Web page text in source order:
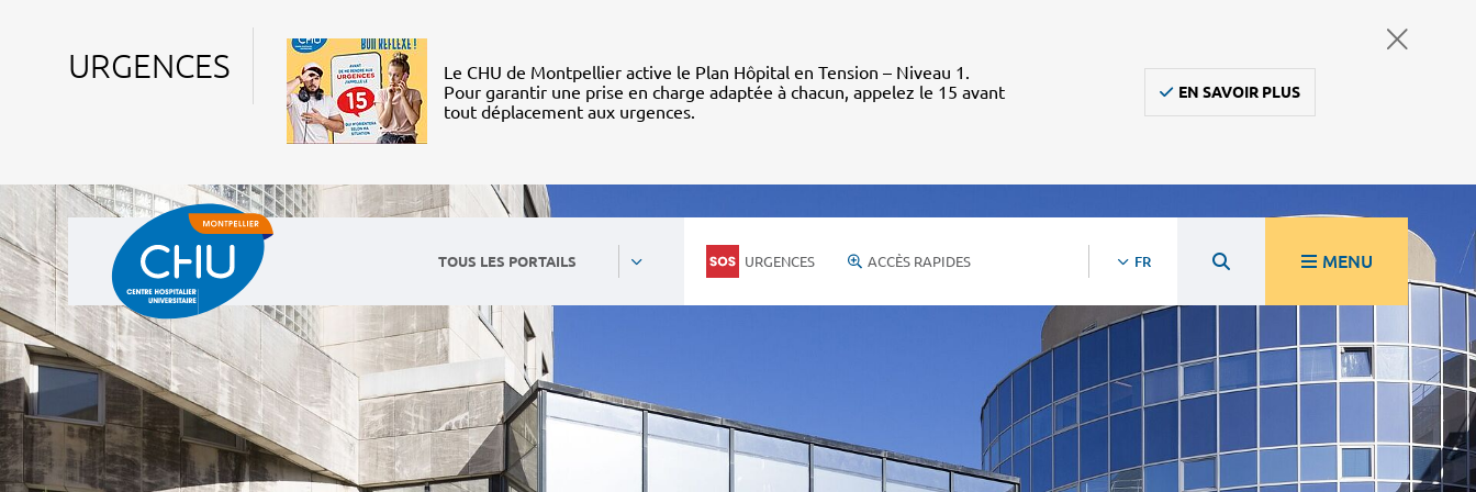
URGENCES
Le CHU de Montpellier active le Plan Hôpital en Tension – Niveau 1.
Pour garantir une prise en charge adaptée à chacun, appelez le 15 avant
tout déplacement aux urgences.
EN SAVOIR PLUS
TOUS LES PORTAILS URGENCES ACCÈS RAPIDES FR MENU